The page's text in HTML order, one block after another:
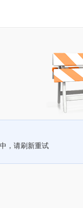
，请刷新重试